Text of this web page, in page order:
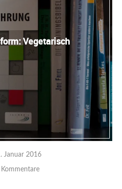
Vegetarisch
Januar 2016